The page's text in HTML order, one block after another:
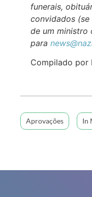
funerais,
convidados (se
de um ministro
para
Compilado por
Aprovações In